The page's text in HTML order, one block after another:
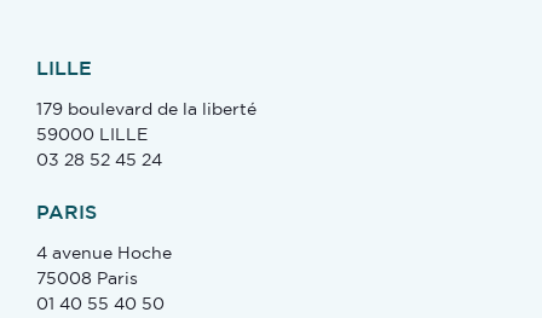
LILLE
179 boulevard de la liberté
59000 LILLE
03 28 52 45 24
PARIS
4 avenue Hoche
75008 Paris
01 40 55 40 50